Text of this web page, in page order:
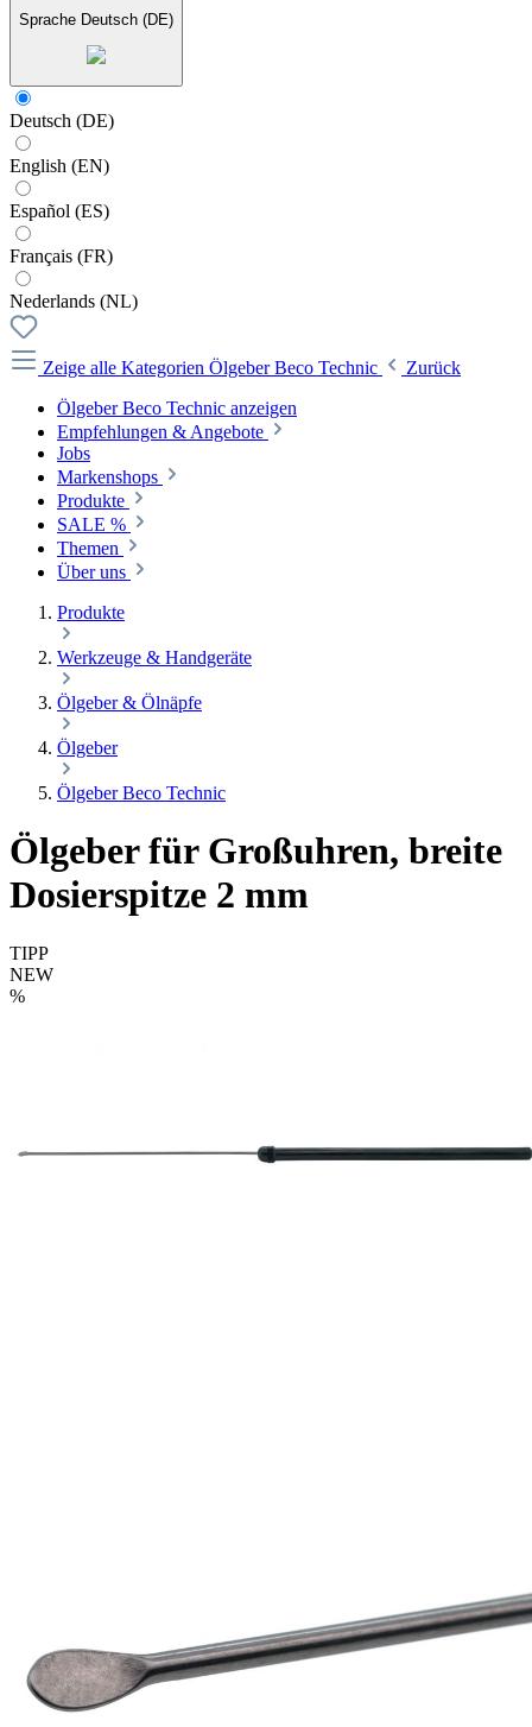
Sprache Deutsch (DE)
Deutsch (DE)
English (EN)
Español (ES)
Français (FR)
Nederlands (NL)
Zeige alle Kategorien Ölgeber Beco Technic
Zurück
Ölgeber Beco Technic anzeigen
Empfehlungen & Angebote
Jobs
Markenshops
Produkte
SALE %
Themen
Über uns
Produkte
Werkzeuge & Handgeräte
Ölgeber & Ölnäpfe
Ölgeber
Ölgeber Beco Technic
Ölgeber für Großuhren, breite
Dosierspitze 2 mm
TIPP
NEW
%